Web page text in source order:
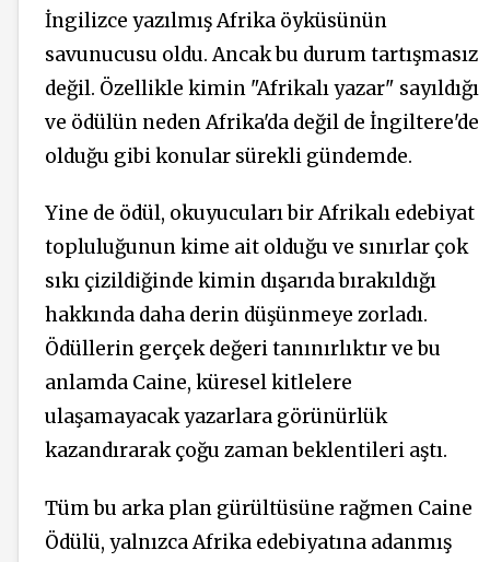
İngilizce yazılmış Afrika öyküsünün
savunucusu oldu. Ancak bu durum tartışmasız
değil. Özellikle kimin "Afrikalı yazar" sayıldığı
ve ödülün neden Afrika'da değil de İngiltere'de
olduğu gibi konular sürekli gündemde.
Yine de ödül, okuyucuları bir Afrikalı edebiyat
topluluğunun kime ait olduğu ve sınırlar çok
sıkı çizildiğinde kimin dışarıda bırakıldığı
hakkında daha derin düşünmeye zorladı.
Ödüllerin gerçek değeri tanınırlıktır ve bu
anlamda Caine, küresel kitlelere
ulaşamayacak yazarlara görünürlük
kazandırarak çoğu zaman beklentileri aştı.
Tüm bu arka plan gürültüsüne rağmen Caine
Ödülü, yalnızca Afrika edebiyatına adanmış